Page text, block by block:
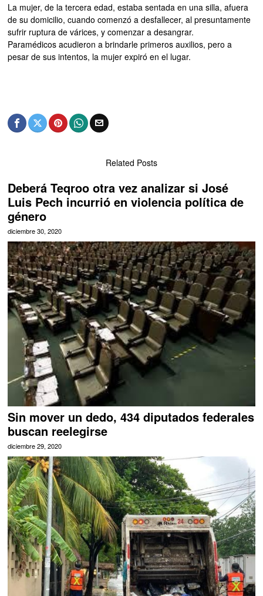
La mujer, de la tercera edad, estaba sentada en una silla, afuera
de su domicilio, cuando comenzó a desfallecer, al presuntamente
sufrir ruptura de várices, y comenzar a desangrar.
Paramédicos acudieron a brindarle primeros auxilios, pero a
pesar de sus intentos, la mujer expiró en el lugar.
Related Posts
Deberá Teqroo otra vez analizar si José
Luis Pech incurrió en violencia política de
género
diciembre 30, 2020
Sin mover un dedo, 434 diputados federales
buscan reelegirse
diciembre 29, 2020